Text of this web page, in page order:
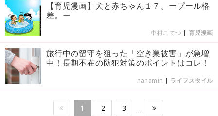
【育児漫画】犬と赤ちゃん１７。ープール格
差。ー
中村こてつ | 育児漫画
旅行中の留守を狙った「空き巣被害」が急増
中！長期不在の防犯対策のポイントはコレ！
nanamin | ライフスタイル
1 2 3 …